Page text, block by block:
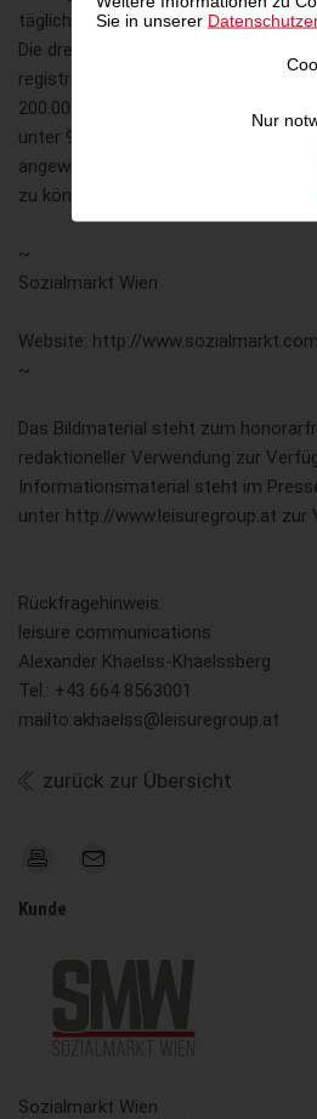
Sie in unserer
Nur
täglichen Bedarfs zu schaffen, die
Die drei Geschäfte verzeichnen
registrierte Kunden mit steigender
200.000 Menschen mit einem
unter 900 Euro, die auf Einrichtungen
angewiesen sind, um ihre täglichen
zu können und damit ein Leben in
~
Sozialmarkt Wien
Website: http://www.sozialmarkt.com
~
Das Bildmaterial steht zum
redaktioneller Verwendung zur
Informationsmaterial steht im
unter http://www.leisuregroup.at zur
Rückfragehinweis:
leisure communications
Alexander Khaelss-Khaelssberg
Tel.: +43 664 8563001
mailto:akhaelss@leisuregroup.at
zurück zur Übersicht
Kunde
Sozialmarkt Wien